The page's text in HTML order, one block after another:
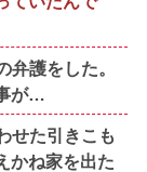
弁護をした。
が…
せた引きこも
かね家を出た